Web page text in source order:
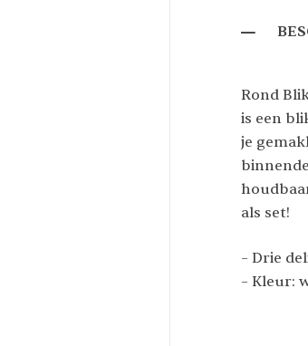
Rond
is een
je
als set!
– Drie
– Kleur: